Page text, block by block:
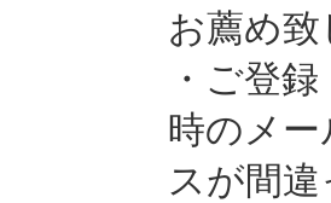
お薦め
・ご登
時のメ
スが間